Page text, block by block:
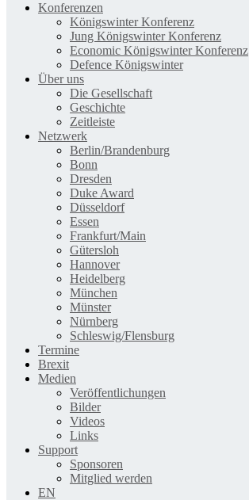
Konferenzen
Königswinter Konferenz
Jung Königswinter Konferenz
Economic Königswinter Konferenz
Defence Königswinter
Über uns
Die Gesellschaft
Geschichte
Zeitleiste
Netzwerk
Berlin/Brandenburg
Bonn
Dresden
Duke Award
Düsseldorf
Essen
Frankfurt/Main
Gütersloh
Hannover
Heidelberg
München
Münster
Nürnberg
Schleswig/Flensburg
Termine
Brexit
Medien
Veröffentlichungen
Bilder
Videos
Links
Support
Sponsoren
Mitglied werden
EN